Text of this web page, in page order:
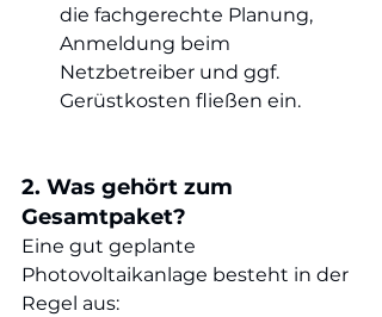
die fachgerechte Planung,
Anmeldung beim
Netzbetreiber und ggf.
Gerüstkosten fließen ein.
2. Was gehört zum
Gesamtpaket?
Eine gut geplante
Photovoltaikanlage besteht in der
Regel aus: